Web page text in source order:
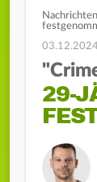
Nachrichten
29-